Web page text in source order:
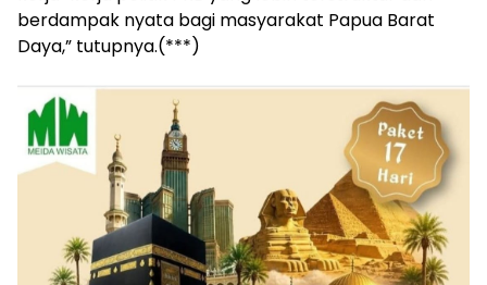
berdampak nyata bagi masyarakat Papua Barat
Daya,” tutupnya.(***)